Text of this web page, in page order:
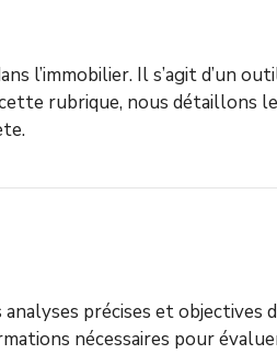
l’immobilier. Il s’agit d’un
rubrique, nous détaillons
précises et objectives
nécessaires pour